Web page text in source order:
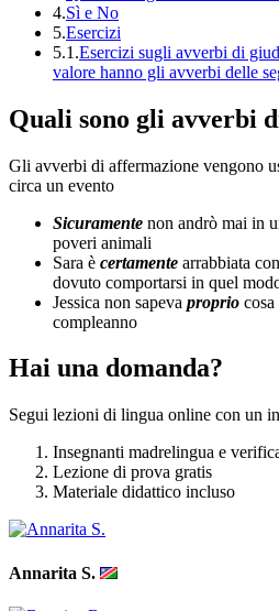
4.Sì e No
5.Esercizi
5.1.Esercizi sugli avverbi di
valore hanno gli avverbi delle
Quali sono gli avverbi
Gli avverbi di affermazione vengono
circa un evento
Sicuramente non andrò mai in
poveri animali
Sara è certamente arrabbiata
dovuto comportarsi in quel
Jessica non sapeva proprio
compleanno
Hai una domanda?
Segui lezioni di lingua online con un
Insegnanti madrelingua e
Lezione di prova gratis
Materiale didattico incluso
Annarita S.